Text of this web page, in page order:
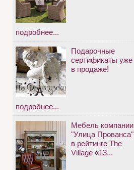
подробнее...
Подарочные
сертификаты уже
в продаже!
подробнее...
Мебель компании
"Улица Прованса"
в рейтинге The
Village «13...